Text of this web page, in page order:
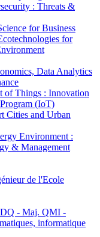
: Threats &
for Business
for
Data Analytics
of Things : Innovation
(IoT)
Cities and Urban
Environment :
& Management
de l'Ecole
- Maj. QMI -
informatique